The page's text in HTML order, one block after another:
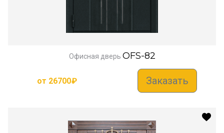
Офисная дверь OFS-82
от 26700₽ Заказать